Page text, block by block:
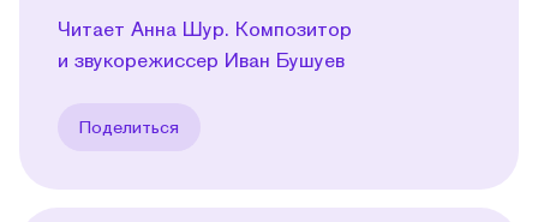
Читает Анна Шур. Композитор
и звукорежиссер Иван Бушуев
Поделиться